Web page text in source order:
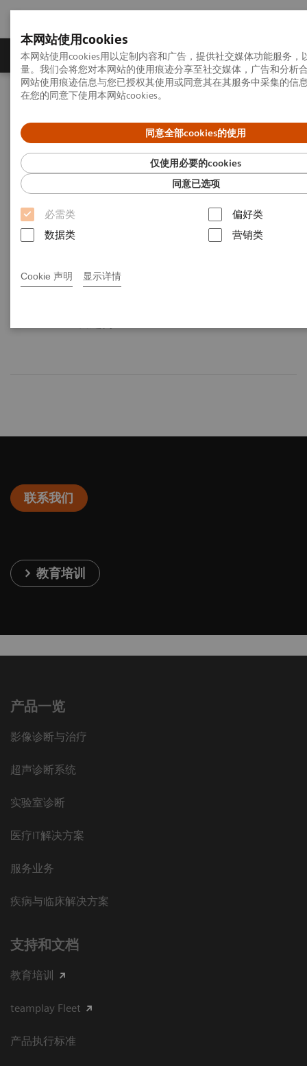
本网站使用cookies
本网站使用cookies用以定制内容和广告，提供社交媒体功能服务，
量。我们会将您对本网站的使用痕迹分享至社交媒体，广告和分析
网站使用痕迹信息与您已授权其使用或同意其在其服务中采集的信
在您的同意下使用本网站cookies。
同意全部cookies的使用
仅使用必要的cookies
同意已选项
必需类
偏好类
数据类
营销类
Cookie 声明 显示详情
产品一览 疾病与临床解决方案 相关信息
首页 最新动态
最新动态
了解西门子医疗中国最新动态
新闻和故事：专题报导
联系我们
教育培训
产品一览
影像诊断与治疗
超声诊断系统
实验室诊断
医疗IT解决方案
服务业务
疾病与临床解决方案
支持和文档
教育培训
teamplay Fleet
产品执行标准